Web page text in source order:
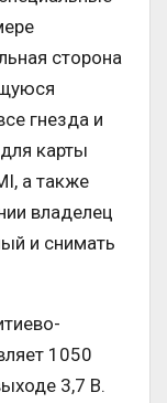
сторона
гнезда и
карты
а также
владелец
и снимать
1050
3,7 В.